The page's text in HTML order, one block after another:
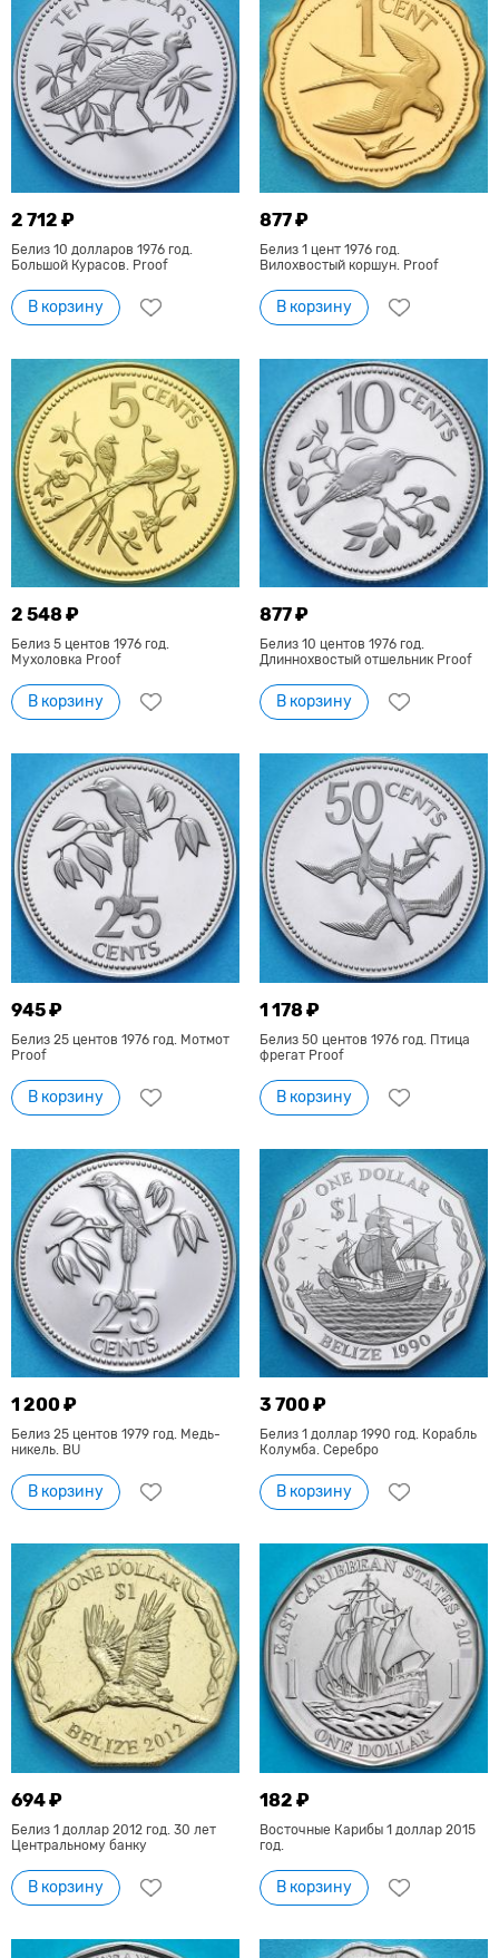
2 712 ₽
Белиз 10 долларов 1976 год.
Большой Курасов. Proof
В корзину
877 ₽
Белиз 1 цент 1976 год.
Вилохвостый коршун. Proof
В корзину
2 548 ₽
Белиз 5 центов 1976 год.
Мухоловка Proof
В корзину
877 ₽
Белиз 10 центов 1976 год.
Длиннохвостый отшельник Proof
В корзину
945 ₽
Белиз 25 центов 1976 год. Мотмот
Proof
В корзину
1 178 ₽
Белиз 50 центов 1976 год. Птица
фрегат Proof
В корзину
1 200 ₽
Белиз 25 центов 1979 год. Медь-
никель. BU
В корзину
3 700 ₽
Белиз 1 доллар 1990 год. Корабль
Колумба. Серебро
В корзину
694 ₽
Белиз 1 доллар 2012 год. 30 лет
Центральному банку
В корзину
182 ₽
Восточные Карибы 1 доллар 2015
год.
В корзину